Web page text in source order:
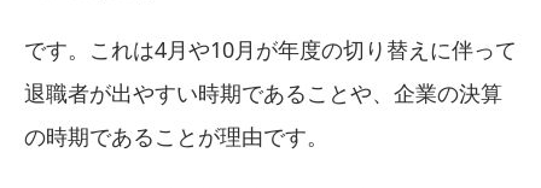
です。これは4月や10月が年度の切り替えに伴って
退職者が出やすい時期であることや、企業の決算
の時期であることが理由です。